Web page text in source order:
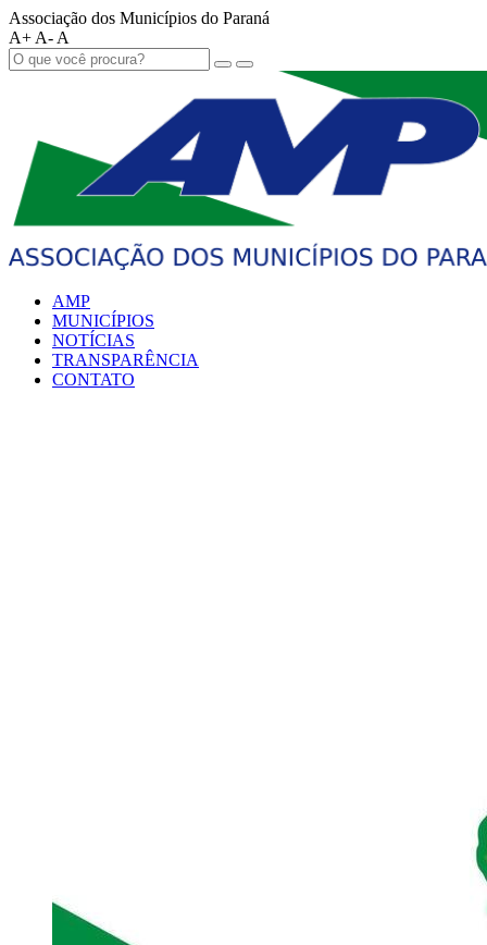
Associação dos Municípios do Paraná
A+ A- A
AMP
MUNICÍPIOS
NOTÍCIAS
TRANSPARÊNCIA
CONTATO